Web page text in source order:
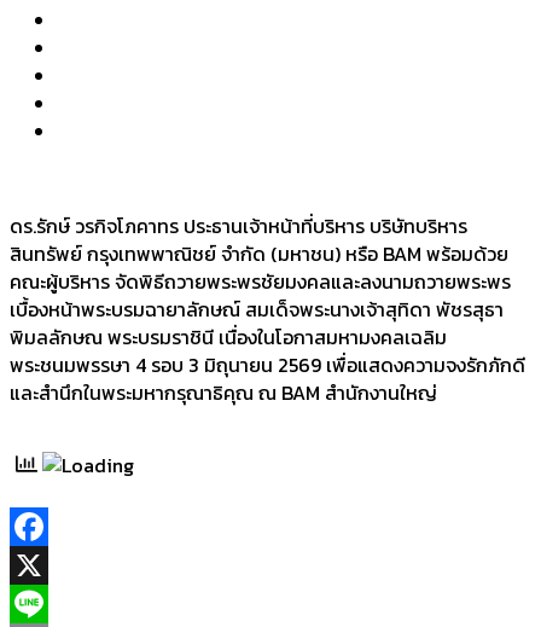
ดร.รักษ์ วรกิจโภคาทร ประธานเจ้าหน้าที่บริหาร บริษัทบริหาร
สินทรัพย์ กรุงเทพพาณิชย์ จำกัด (มหาชน) หรือ BAM พร้อมด้วย
คณะผู้บริหาร จัดพิธีถวายพระพรชัยมงคลและลงนามถวายพระพร
เบื้องหน้าพระบรมฉายาลักษณ์ สมเด็จพระนางเจ้าสุทิดา พัชรสุธา
พิมลลักษณ พระบรมราชินี เนื่องในโอกาสมหามงคลเฉลิม
พระชนมพรรษา 4 รอบ 3 มิถุนายน 2569 เพื่อแสดงความจงรักภักดี
และสำนึกในพระมหากรุณาธิคุณ ณ BAM สำนักงานใหญ่
Facebook
X